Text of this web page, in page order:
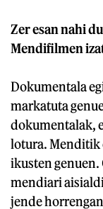
Zer esan nahi
Mendifilmen
Dokumentala
markatuta
dokumentalak,
lotura. Menditik
ikusten
mendiari
jende